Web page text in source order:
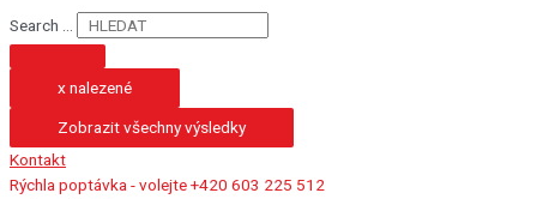
Search ...
x nalezené
Zobrazit všechny výsledky
Kontakt
Rýchla poptávka - volejte +420 603 225 512